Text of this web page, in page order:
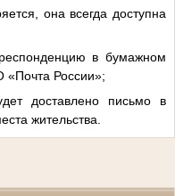
она всегда доступна
в бумажном
«Почта России»;
доставлено письмо в
жительства.